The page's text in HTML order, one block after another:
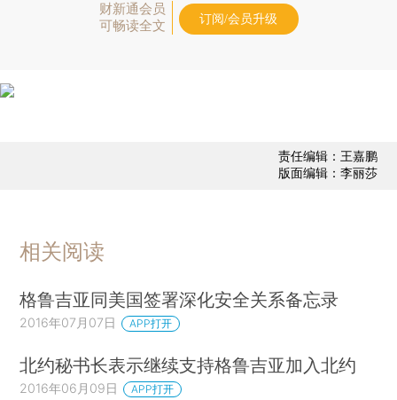
财新通会员
可畅读全文
订阅/会员升级
责任编辑：王嘉鹏
版面编辑：李丽莎
相关阅读
格鲁吉亚同美国签署深化安全关系备忘录
2016年07月07日 APP打开
北约秘书长表示继续支持格鲁吉亚加入北约
2016年06月09日 APP打开